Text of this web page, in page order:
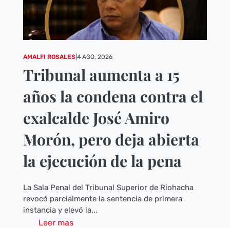
AMALFI ROSALES| 4 AGO, 2026
Tribunal aumenta a 15
años la condena contra el
exalcalde José Amiro
Morón, pero deja abierta
la ejecución de la pena
La Sala Penal del Tribunal Superior de Riohacha
revocó parcialmente la sentencia de primera
instancia y elevó la...
Leer mas